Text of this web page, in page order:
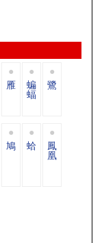
雁 蝙
蝠
鷺
鳩 蛤 鳳
凰